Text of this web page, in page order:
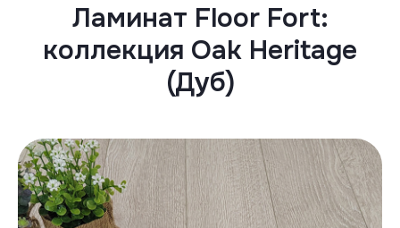
Ламинат Floor Fort:
коллекция Oak Heritage
(Дуб)